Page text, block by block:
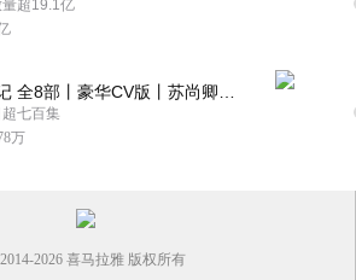
超19.1亿
七百集
万
2026 喜马拉雅 版权所有